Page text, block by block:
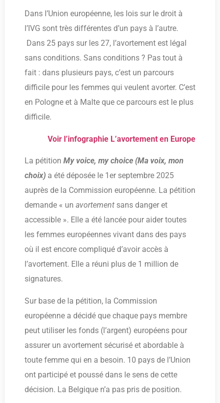
Dans l’Union européenne, les lois sur le droit à
l’IVG sont très différentes d’un pays à l’autre.
Dans 25 pays sur les 27, l’avortement est légal
sans conditions. Sans conditions ? Pas tout à
fait : dans plusieurs pays, c’est un parcours
difficile pour les femmes qui veulent avorter. C’est
en Pologne et à Malte que ce parcours est le plus
difficile.
Voir l’infographie L’avortement en Europe
La pétition My voice, my choice (Ma voix, mon
choix) a été déposée le 1er septembre 2025
auprès de la Commission européenne. La pétition
demande « un avortement sans danger et
accessible ». Elle a été lancée pour aider toutes
les femmes européennes vivant dans des pays
où il est encore compliqué d’avoir accès à
l’avortement. Elle a réuni plus de 1 million de
signatures.
Sur base de la pétition, la Commission
européenne a décidé que chaque pays membre
peut utiliser les fonds (l’argent) européens pour
assurer un avortement sécurisé et abordable à
toute femme qui en a besoin. 10 pays de l’Union
ont participé et poussé dans le sens de cette
décision. La Belgique n’a pas pris de position.